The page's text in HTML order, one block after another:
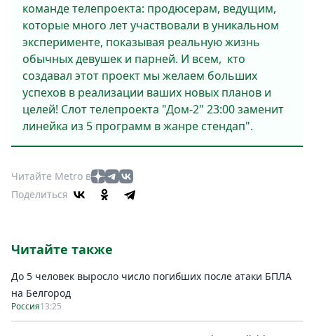
команде телепроекта: продюсерам, ведущим,
которые много лет участвовали в уникальном
эксперименте, показывая реальную жизнь
обычных девушек и парней. И всем, кто
создавал этот проект мы желаем больших
успехов в реализации ваших новых планов и
целей! Слот телепроекта "Дом-2" 23:00 заменит
линейка из 5 программ в жанре стендап".
Читайте Metro в
Поделиться
Читайте также
До 5 человек выросло число погибших после атаки БПЛА
на Белгород
Россия13:25